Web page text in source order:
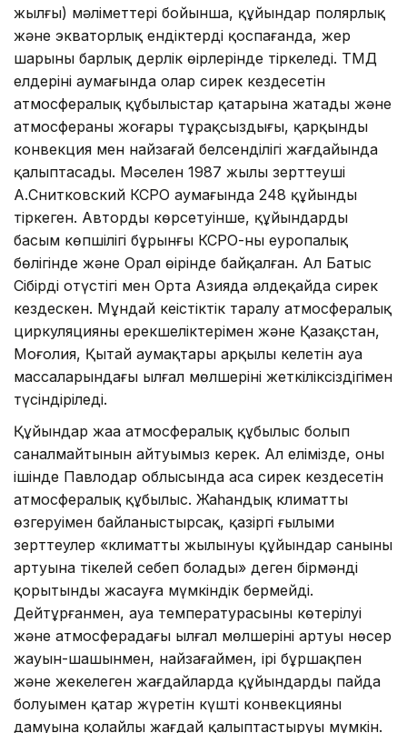
жылғы) мәліметтері бойынша, құйындар полярлық
және экваторлық ендіктерді қоспағанда, жер
шарының барлық дерлік өңірлерінде тіркеледі. ТМД
елдерінің аумағында олар сирек кездесетін
атмосфералық құбылыстар қатарына жатады және
атмосфераның жоғары тұрақсыздығы, қарқынды
конвекция мен найзағай белсенділігі жағдайында
қалыптасады. Мәселен 1987 жылы зерттеуші
А.Снитковский КСРО аумағында 248 құйынды
тіркеген. Автордың көрсетуінше, құйындардың
басым көпшілігі бұрынғы КСРО-ның еуропалық
бөлігінде және Орал өңірінде байқалған. Ал Батыс
Сібірдің оңтүстігі мен Орта Азияда әлдеқайда сирек
кездескен. Мұндай кеңістіктік таралу атмосфералық
циркуляцияның ерекшеліктерімен және Қазақстан,
Моңғолия, Қытай аумақтары арқылы келетін ауа
массаларындағы ылғал мөлшерінің жеткіліксіздігімен
түсіндіріледі.
Құйындар жаңа атмосфералық құбылыс болып
саналмайтынын айтуымыз керек. Ал елімізде, оның
ішінде Павлодар облысында аса сирек кездесетін
атмосфералық құбылыс. Жаһандық климаттың
өзгеруімен байланыстырсақ, қазіргі ғылыми
зерттеулер «климаттың жылынуы құйындар санының
артуына тікелей себеп болады» деген бірмәнді
қорытынды жасауға мүмкіндік бермейді.
Дейтұрғанмен, ауа температурасының көтерілуі
және атмосферадағы ылғал мөлшерінің артуы нөсер
жауын-шашынмен, найзағаймен, ірі бұршақпен
және жекелеген жағдайларда құйындардың пайда
болуымен қатар жүретін күшті конвекцияның
дамуына қолайлы жағдай қалыптастыруы мүмкін.